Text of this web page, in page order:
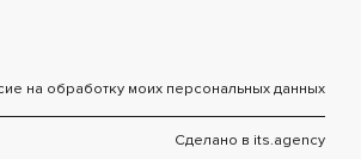
на обработку моих персональных данных
Сделано в its.agency